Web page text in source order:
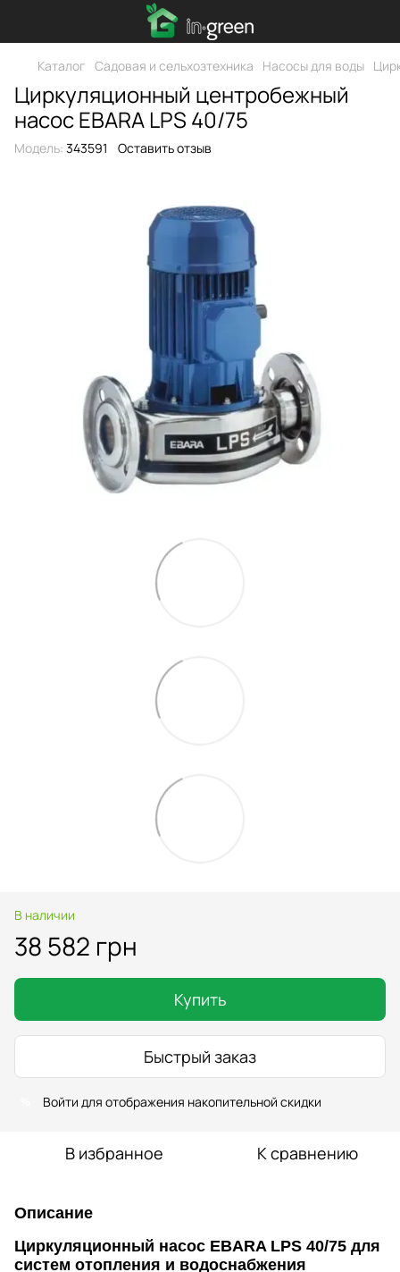
Каталог Садовая и сельхозтехника Насосы для воды
Циркуляционный центробежный
насос EBARA LPS 40/75
Модель: 343591 Оставить отзыв
В наличии
38 582 грн
Купить
Быстрый заказ
Войти для отображения накопительной скидки
В избранное К сравнению
Описание
Циркуляционный насос EBARA LPS 40/75 для
систем отопления и водоснабжения